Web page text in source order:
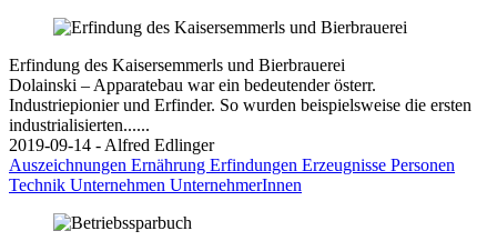
Erfindung des Kaisersemmerls und Bierbrauerei
Dolainski – Apparatebau war ein bedeutender österr.
Industriepionier und Erfinder. So wurden beispielsweise die ersten
industrialisierten......
2019-09-14 - Alfred Edlinger
Auszeichnungen Ernährung Erfindungen Erzeugnisse Personen
Technik Unternehmen UnternehmerInnen